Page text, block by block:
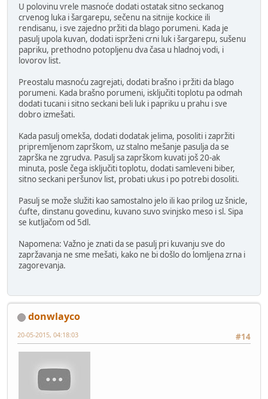
U polovinu vrele masnoće dodati ostatak sitno seckanog
crvenog luka i šargarepu, sečenu na sitnije kockice ili
rendisanu, i sve zajedno pržiti da blago porumeni. Kada je
pasulj upola kuvan, dodati isprženi crni luk i šargarepu, sušenu
papriku, prethodno potopljenu dva časa u hladnoj vodi, i
lovorov list.
Preostalu masnoću zagrejati, dodati brašno i pržiti da blago
porumeni. Kada brašno porumeni, isključiti toplotu pa odmah
dodati tucani i sitno seckani beli luk i papriku u prahu i sve
dobro izmešati.
Kada pasulj omekša, dodati dodatak jelima, posoliti i zapržiti
pripremljenom zaprškom, uz stalno mešanje pasulja da se
zaprška ne zgrudva. Pasulj sa zaprškom kuvati još 20-ak
minuta, posle čega isključiti toplotu, dodati samleveni biber,
sitno seckani peršunov list, probati ukus i po potrebi dosoliti.
Pasulj se može služiti kao samostalno jelo ili kao prilog uz šnicle,
ćufte, dinstanu govedinu, kuvano suvo svinjsko meso i sl. Sipa
se kutljačom od 5dl.
Napomena: Važno je znati da se pasulj pri kuvanju sve do
zapržavanja ne sme mešati, kako ne bi došlo do lomljena zrna i
zagorevanja.
donwlayco
#14
20-05-2015, 04:18:03